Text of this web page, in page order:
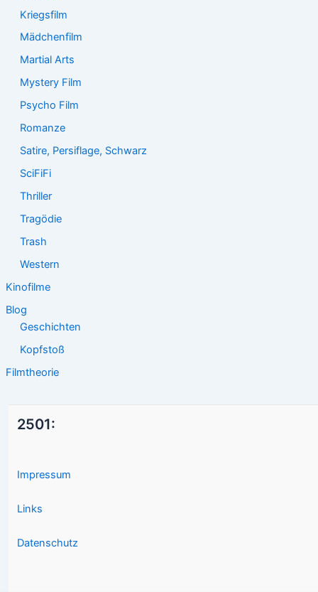
Kriegsfilm
Mädchenfilm
Martial Arts
Mystery Film
Psycho Film
Romanze
Satire, Persiflage, Schwarz
SciFiFi
Thriller
Tragödie
Trash
Western
Kinofilme
Blog
Geschichten
Kopfstoß
Filmtheorie
2501:
Impressum
Links
Datenschutz